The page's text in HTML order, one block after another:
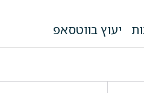
יעוץ בווטסאפ